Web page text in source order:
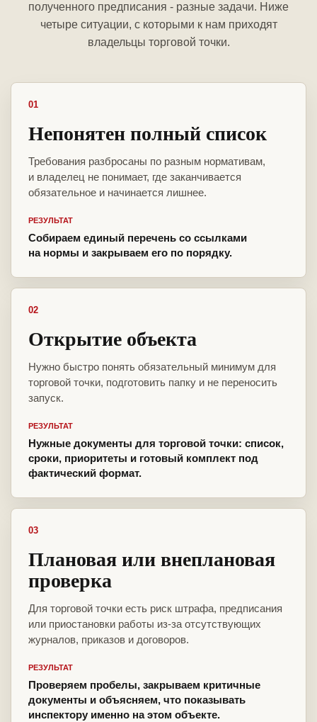
полученного предписания - разные задачи. Ниже
четыре ситуации, с которыми к нам приходят
владельцы торговой точки.
01
Непонятен полный список
Требования разбросаны по разным нормативам,
и владелец не понимает, где заканчивается
обязательное и начинается лишнее.
РЕЗУЛЬТАТ
Собираем единый перечень со ссылками
на нормы и закрываем его по порядку.
02
Открытие объекта
Нужно быстро понять обязательный минимум для
торговой точки, подготовить папку и не переносить
запуск.
РЕЗУЛЬТАТ
Нужные документы для торговой точки: список,
сроки, приоритеты и готовый комплект под
фактический формат.
03
Плановая или внеплановая
проверка
Для торговой точки есть риск штрафа, предписания
или приостановки работы из-за отсутствующих
журналов, приказов и договоров.
РЕЗУЛЬТАТ
Проверяем пробелы, закрываем критичные
документы и объясняем, что показывать
инспектору именно на этом объекте.